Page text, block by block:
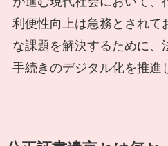
利便性向上は急務とされて
な課題を解決するために、
手続きのデジタル化を推進